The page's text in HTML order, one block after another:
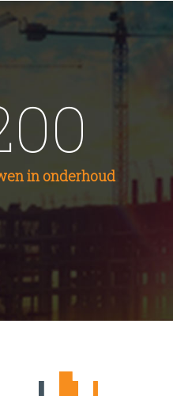
in onderhoud